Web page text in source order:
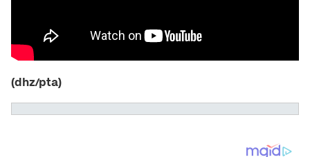
(dhz/pta)